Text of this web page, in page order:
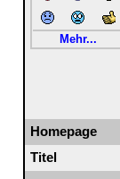
Mehr...
Homepage
Titel